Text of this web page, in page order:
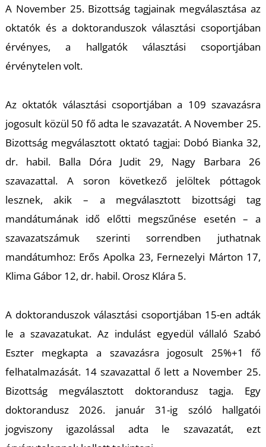
A November 25. Bizottság tagjainak megválasztása az
oktatók és a doktoranduszok választási csoportjában
érvényes, a hallgatók választási csoportjában
érvénytelen volt.
Az oktatók választási csoportjában a 109 szavazásra
jogosult közül 50 fő adta le szavazatát. A November 25.
Bizottság megválasztott oktató tagjai: Dobó Bianka 32,
dr. habil. Balla Dóra Judit 29, Nagy Barbara 26
szavazattal. A soron következő jelöltek póttagok
lesznek, akik – a megválasztott bizottsági tag
mandátumának idő előtti megszűnése esetén – a
szavazatszámuk szerinti sorrendben juthatnak
mandátumhoz: Erős Apolka 23, Fernezelyi Márton 17,
Klima Gábor 12, dr. habil. Orosz Klára 5.
A doktoranduszok választási csoportjában 15-en adták
le a szavazatukat. Az indulást egyedül vállaló Szabó
Eszter megkapta a szavazásra jogosult 25%+1 fő
felhatalmazását. 14 szavazattal ő lett a November 25.
Bizottság megválasztott doktorandusz tagja. Egy
doktorandusz 2026. január 31-ig szóló hallgatói
jogviszony igazolással adta le szavazatát, ezt